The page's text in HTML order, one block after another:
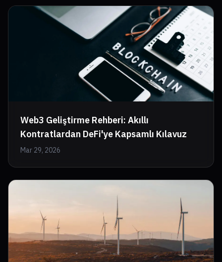
Web3 Geliştirme Rehberi: Akıllı
Kontratlardan DeFi'ye Kapsamlı Kılavuz
Mar 29, 2026